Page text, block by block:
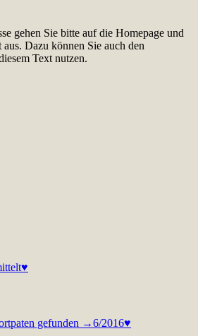
gehen Sie bitte auf die Homepage und
Dazu können Sie auch den
Text nutzen.